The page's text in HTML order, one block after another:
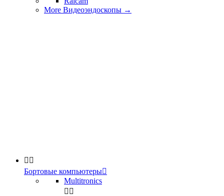
More Видеоэндоскопы →
 
Бортовые компьютеры
Multitronics
 